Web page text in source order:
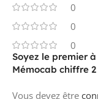
0
0
0
Soyez le premier
Mémocab chiffre 2
Vous devez être